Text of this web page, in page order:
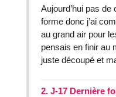
Aujourd’hui pas de
forme donc j’ai
au grand air pour
pensais en finir au
juste découpé et
2. J-17 Dernière